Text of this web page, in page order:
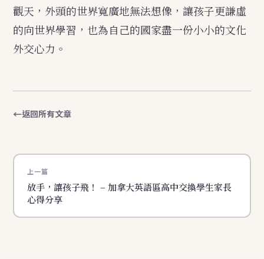
觀天，外頭的世界寬廣地無法想像，讓孩子更謙虛
的向世界學習，也為自己的國家盡一份小小的文化
外交心力。
返回所有文章
上一篇
放手，讓孩子飛！ – 加拿大英語區高中交換學生家長
心得分享